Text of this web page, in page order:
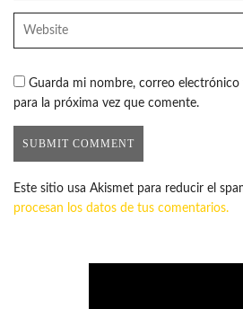
Guarda mi nombre, correo
para la próxima vez que comente.
Este sitio usa Akismet para reducir el
procesan los datos de tus comentarios.